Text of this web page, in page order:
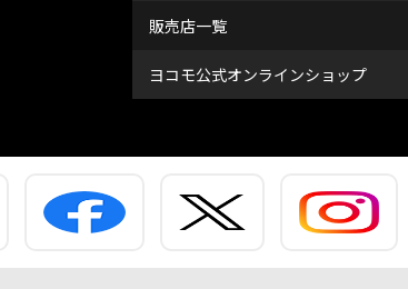
販売店一覧
ヨコモ公式オンラインショップ